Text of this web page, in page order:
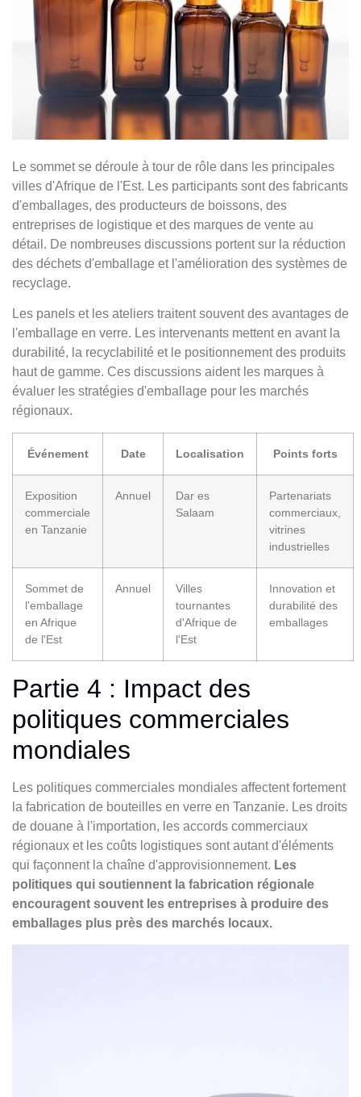
Le sommet se déroule à tour de rôle dans les principales
villes d'Afrique de l'Est. Les participants sont des fabricants
d'emballages, des producteurs de boissons, des
entreprises de logistique et des marques de vente au
détail. De nombreuses discussions portent sur la réduction
des déchets d'emballage et l'amélioration des systèmes de
recyclage.
Les panels et les ateliers traitent souvent des avantages de
l'emballage en verre. Les intervenants mettent en avant la
durabilité, la recyclabilité et le positionnement des produits
haut de gamme. Ces discussions aident les marques à
évaluer les stratégies d'emballage pour les marchés
régionaux.
Événement Date Localisation Points forts
Exposition
commerciale
en Tanzanie
Annuel
Dar es
Salaam
Partenariats
commerciaux,
vitrines
industrielles
Sommet de
l'emballage
en Afrique
de l'Est
Annuel
Villes
tournantes
d'Afrique de
l'Est
Innovation et
durabilité des
emballages
Partie 4 : Impact des
politiques commerciales
mondiales
Les politiques commerciales mondiales affectent fortement
la fabrication de bouteilles en verre en Tanzanie. Les droits
de douane à l'importation, les accords commerciaux
régionaux et les coûts logistiques sont autant d'éléments
qui façonnent la chaîne d'approvisionnement. Les
politiques qui soutiennent la fabrication régionale
encouragent souvent les entreprises à produire des
emballages plus près des marchés locaux.